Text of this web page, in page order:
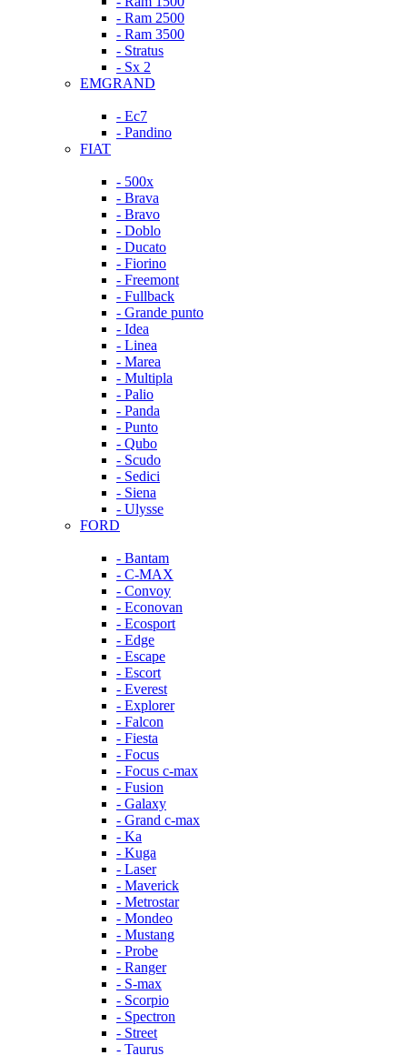
- Ram 2500
- Ram 3500
- Stratus
- Sx 2
EMGRAND
- Ec7
- Pandino
FIAT
- 500x
- Brava
- Bravo
- Doblo
- Ducato
- Fiorino
- Freemont
- Fullback
- Grande punto
- Idea
- Linea
- Marea
- Multipla
- Palio
- Panda
- Punto
- Qubo
- Scudo
- Sedici
- Siena
- Ulysse
FORD
- Bantam
- C-MAX
- Convoy
- Econovan
- Ecosport
- Edge
- Escape
- Escort
- Everest
- Explorer
- Falcon
- Fiesta
- Focus
- Focus c-max
- Fusion
- Galaxy
- Grand c-max
- Ka
- Kuga
- Laser
- Maverick
- Metrostar
- Mondeo
- Mustang
- Probe
- Ranger
- S-max
- Scorpio
- Spectron
- Street
- Taurus